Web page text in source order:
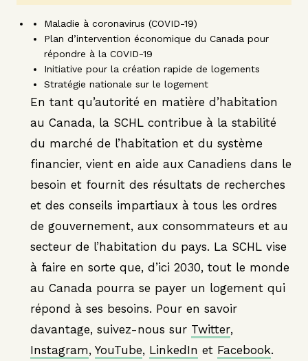
Maladie à coronavirus (COVID-19)
Plan d’intervention économique du Canada pour
répondre à la COVID-19
Initiative pour la création rapide de logements
Stratégie nationale sur le logement
En tant qu’autorité en matière d’habitation
au Canada, la SCHL contribue à la stabilité
du marché de l’habitation et du système
financier, vient en aide aux Canadiens dans le
besoin et fournit des résultats de recherches
et des conseils impartiaux à tous les ordres
de gouvernement, aux consommateurs et au
secteur de l’habitation du pays. La SCHL vise
à faire en sorte que, d’ici 2030, tout le monde
au Canada pourra se payer un logement qui
répond à ses besoins. Pour en savoir
davantage, suivez-nous sur Twitter,
Instagram, YouTube, LinkedIn et Facebook.